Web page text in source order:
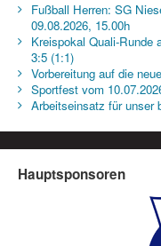
Fußball Herren: SG
09.08.2026, 15.00h
Kreispokal Quali-Runde
3:5 (1:1)
Vorbereitung auf die
Sportfest vom
Arbeitseinsatz für unser
Hauptsponsoren